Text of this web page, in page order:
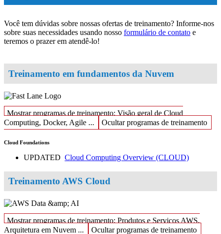
Você tem dúvidas sobre nossas ofertas de treinamento? Informe-nos
sobre suas necessidades usando nosso formulário de contato e
teremos o prazer em atendê-lo!
Treinamento em fundamentos da Nuvem
Mostrar programas de treinamento: Visão geral de Cloud
Computing, Docker, Agile ...
Ocultar programas de treinamento
Cloud Foundations
UPDATED Cloud Computing Overview (CLOUD)
Treinamento AWS Cloud
Mostrar programas de treinamento: Produtos e Serviços AWS,
Arquitetura em Nuvem ...
Ocultar programas de treinamento